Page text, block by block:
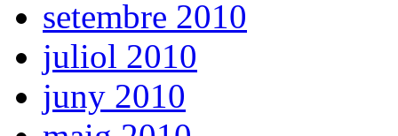
setembre 2010
juliol 2010
juny 2010